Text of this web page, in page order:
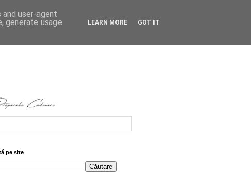
pe site
user-agent
generate usage
LEARN MORE GOT IT